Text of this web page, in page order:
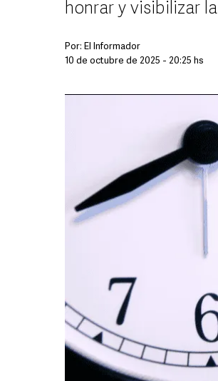
honrar y visibilizar
Por: El Informador
10 de octubre de 2025 - 20:25 hs